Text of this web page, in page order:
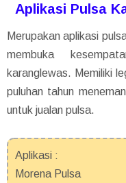
Aplikasi Pulsa
Merupakan aplikasi
membuka
karanglewas. Memiliki
puluhan tahun
untuk jualan pulsa.
Aplikasi :
Morena Pulsa